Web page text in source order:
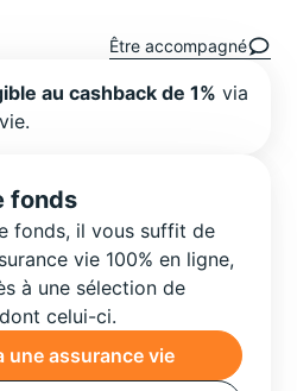
Être accompagné
au cashback de 1% via
fonds
fonds, il vous suffit de
vie 100% en ligne,
à une sélection de
celui-ci.
une assurance vie